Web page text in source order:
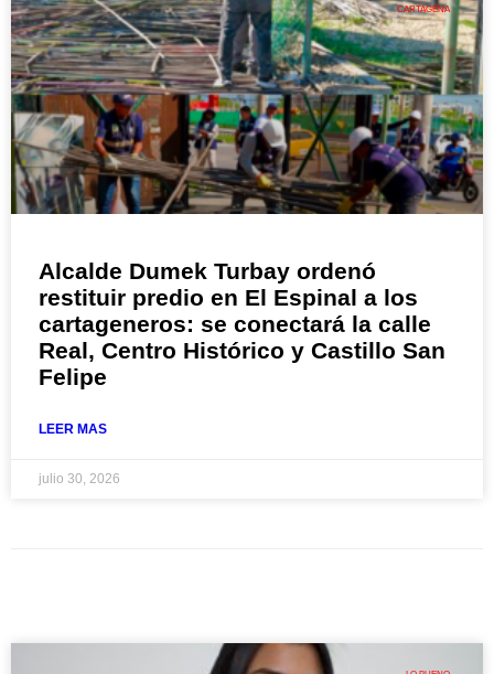
CARTAGENA
Alcalde Dumek Turbay ordenó
restituir predio en El Espinal a los
cartageneros: se conectará la calle
Real, Centro Histórico y Castillo San
Felipe
LEER MAS
julio 30, 2026